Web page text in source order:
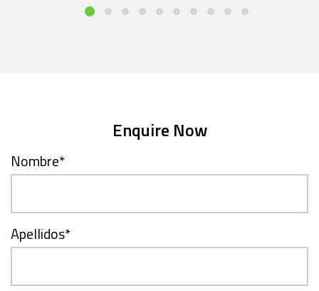
Enquire Now
Nombre*
Apellidos*